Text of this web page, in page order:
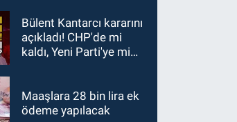
GÜNDEM
18:47Emekli
öğretmenler kahve
edildi
Bülent Kantarcı kararını
açıkladı! CHP'de mi
kaldı, Yeni Parti'ye mi
Maaşlara 28 bin lira ek
ödeme yapılacak